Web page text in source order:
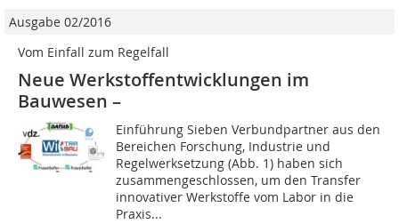
Ausgabe 02/2016
Vom Einfall zum Regelfall
Neue Werkstoffentwicklungen im
Bauwesen –
Einführung Sieben Verbundpartner aus den
Bereichen Forschung, Industrie und
Regelwerksetzung (Abb. 1) haben sich
zusammengeschlossen, um den Transfer
innovativer Werkstoffe vom Labor in die
Praxis...